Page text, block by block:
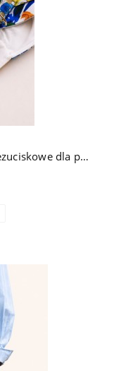
Gala La Dolce Vita – szelki bezuciskowe dla psa z aksamitem w śródziemnomorski wzór